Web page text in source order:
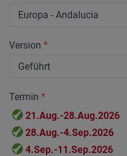
Version *
Termin *
21.Aug.-28.Aug.2026
28.Aug.-4.Sep.2026
4.Sep.-11.Sep.2026